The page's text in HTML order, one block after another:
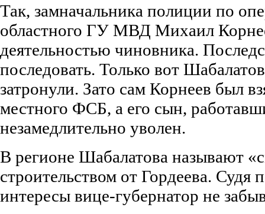
Так, замначальника полиции по
областного ГУ МВД Михаил
деятельностью чиновника.
последовать. Только вот
затронули. Зато сам Корнеев был
местного ФСБ, а его сын,
незамедлительно уволен.
В регионе Шабалатова называют
строительством от Гордеева. Судя
интересы вице-губернатор не